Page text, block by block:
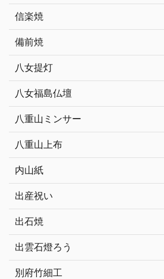
信楽焼
備前焼
八女提灯
八女福島仏壇
八重山ミンサー
八重山上布
内山紙
出産祝い
出石焼
出雲石燈ろう
別府竹細工